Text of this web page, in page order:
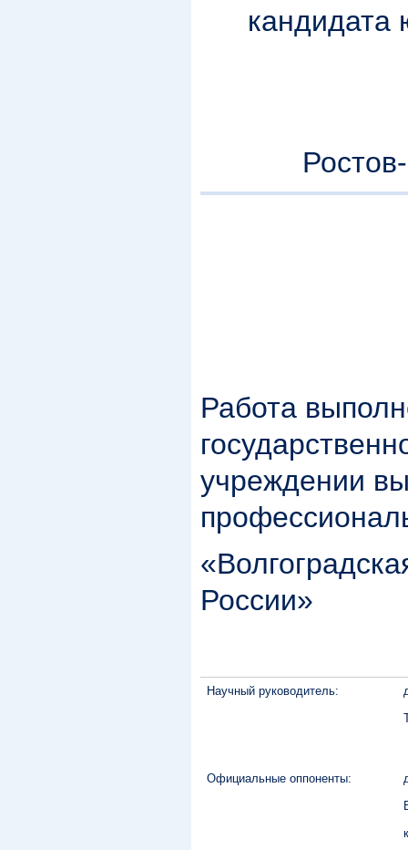
кандидата
Работа
учреждении
России»
Научный руководитель:
Официальные оппоненты: